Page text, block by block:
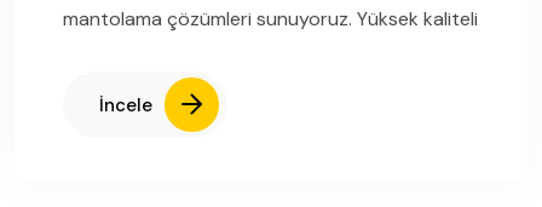
mantolama çözümleri sunuyoruz. Yüksek kaliteli
İncele